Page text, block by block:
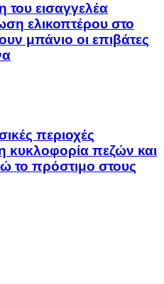
εισαγγελέα
ελικοπτέρου στο
μπάνιο οι επιβάτες
περιοχές
κυκλοφορία πεζών και
το πρόστιμο στους